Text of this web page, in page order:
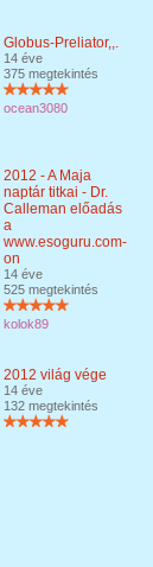
Globus-Preliator,,.
14 éve
375 megtekintés
ocean3080
2012 - A Maja
naptár titkai - Dr.
Calleman előadás
a
www.esoguru.com-
on
14 éve
525 megtekintés
kolok89
2012 világ vége
14 éve
132 megtekintés